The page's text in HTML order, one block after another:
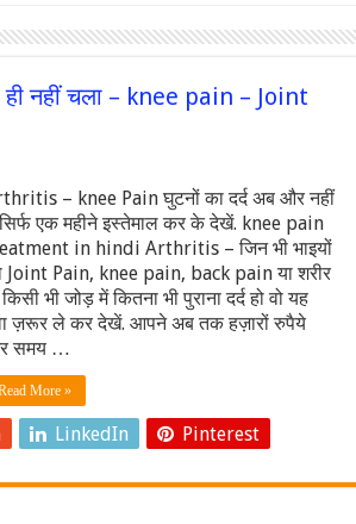
ही नहीं चला – knee pain – Joint
– knee Pain घुटनों का दर्द अब और नहीं
एक महीने इस्तेमाल कर के देखें. knee pain
in hindi Arthritis – जिन भी भाइयों
Joint Pain, knee pain, back pain या शरीर
भी जोड़ में कितना भी पुराना दर्द हो वो यह
ज़रूर ले कर देखें. आपने अब तक हज़ारों रुपैये
समय …
More »
LinkedIn Pinterest